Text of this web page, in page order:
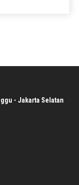
- Jakarta Selatan